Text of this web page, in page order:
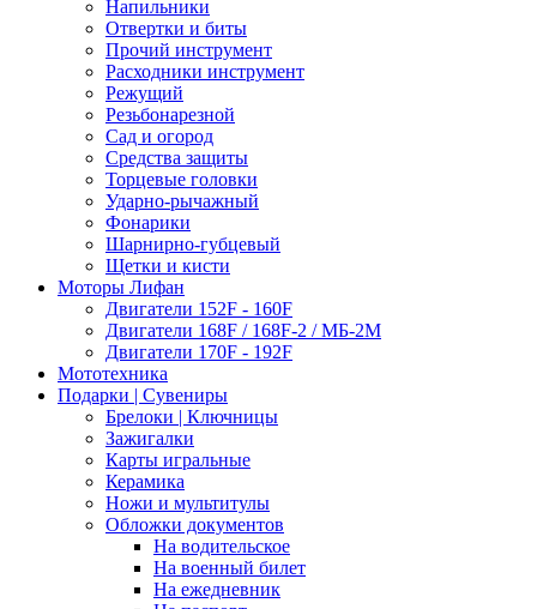
Напильники
Отвертки и биты
Прочий инструмент
Расходники инструмент
Режущий
Резьбонарезной
Сад и огород
Средства защиты
Торцевые головки
Ударно-рычажный
Фонарики
Шарнирно-губцевый
Щетки и кисти
Моторы Лифан
Двигатели 152F - 160F
Двигатели 168F / 168F-2 / МБ-2М
Двигатели 170F - 192F
Мототехника
Подарки | Сувениры
Брелоки | Ключницы
Зажигалки
Карты игральные
Керамика
Ножи и мультитулы
Обложки документов
На водительское
На военный билет
На ежедневник